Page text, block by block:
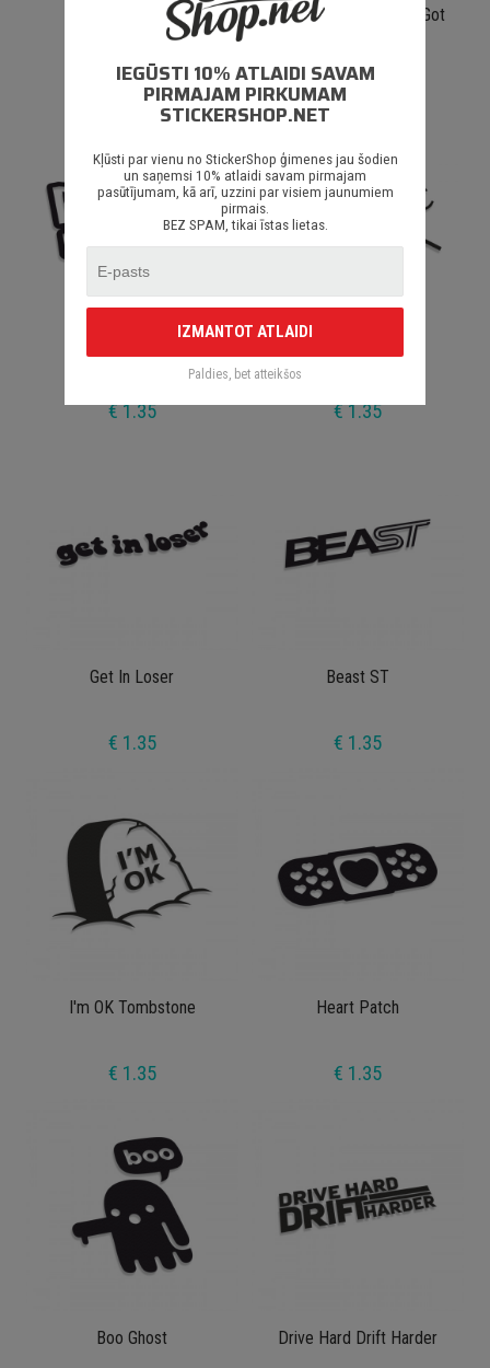
Speed Lover
€ 1.50
I Don't Have Friends I Got
€ 1.50
€ 1.35 € 1.35
Get In Loser
€ 1.35
Beast ST
€ 1.35
I'm OK Tombstone
€ 1.35
Heart Patch
€ 1.35
Boo Ghost Drive Hard Drift Harder
IEGŪSTI 10% ATLAIDI SAVAM
PIRMAJAM PIRKUMAM
STICKERSHOP.NET
Kļūsti par vienu no StickerShop ģimenes jau šodien
un saņemsi 10% atlaidi savam pirmajam
pasūtījumam, kā arī, uzzini par visiem jaunumiem
pirmais.
BEZ SPAM, tikai īstas lietas.
IZMANTOT ATLAIDI
Paldies, bet atteikšos